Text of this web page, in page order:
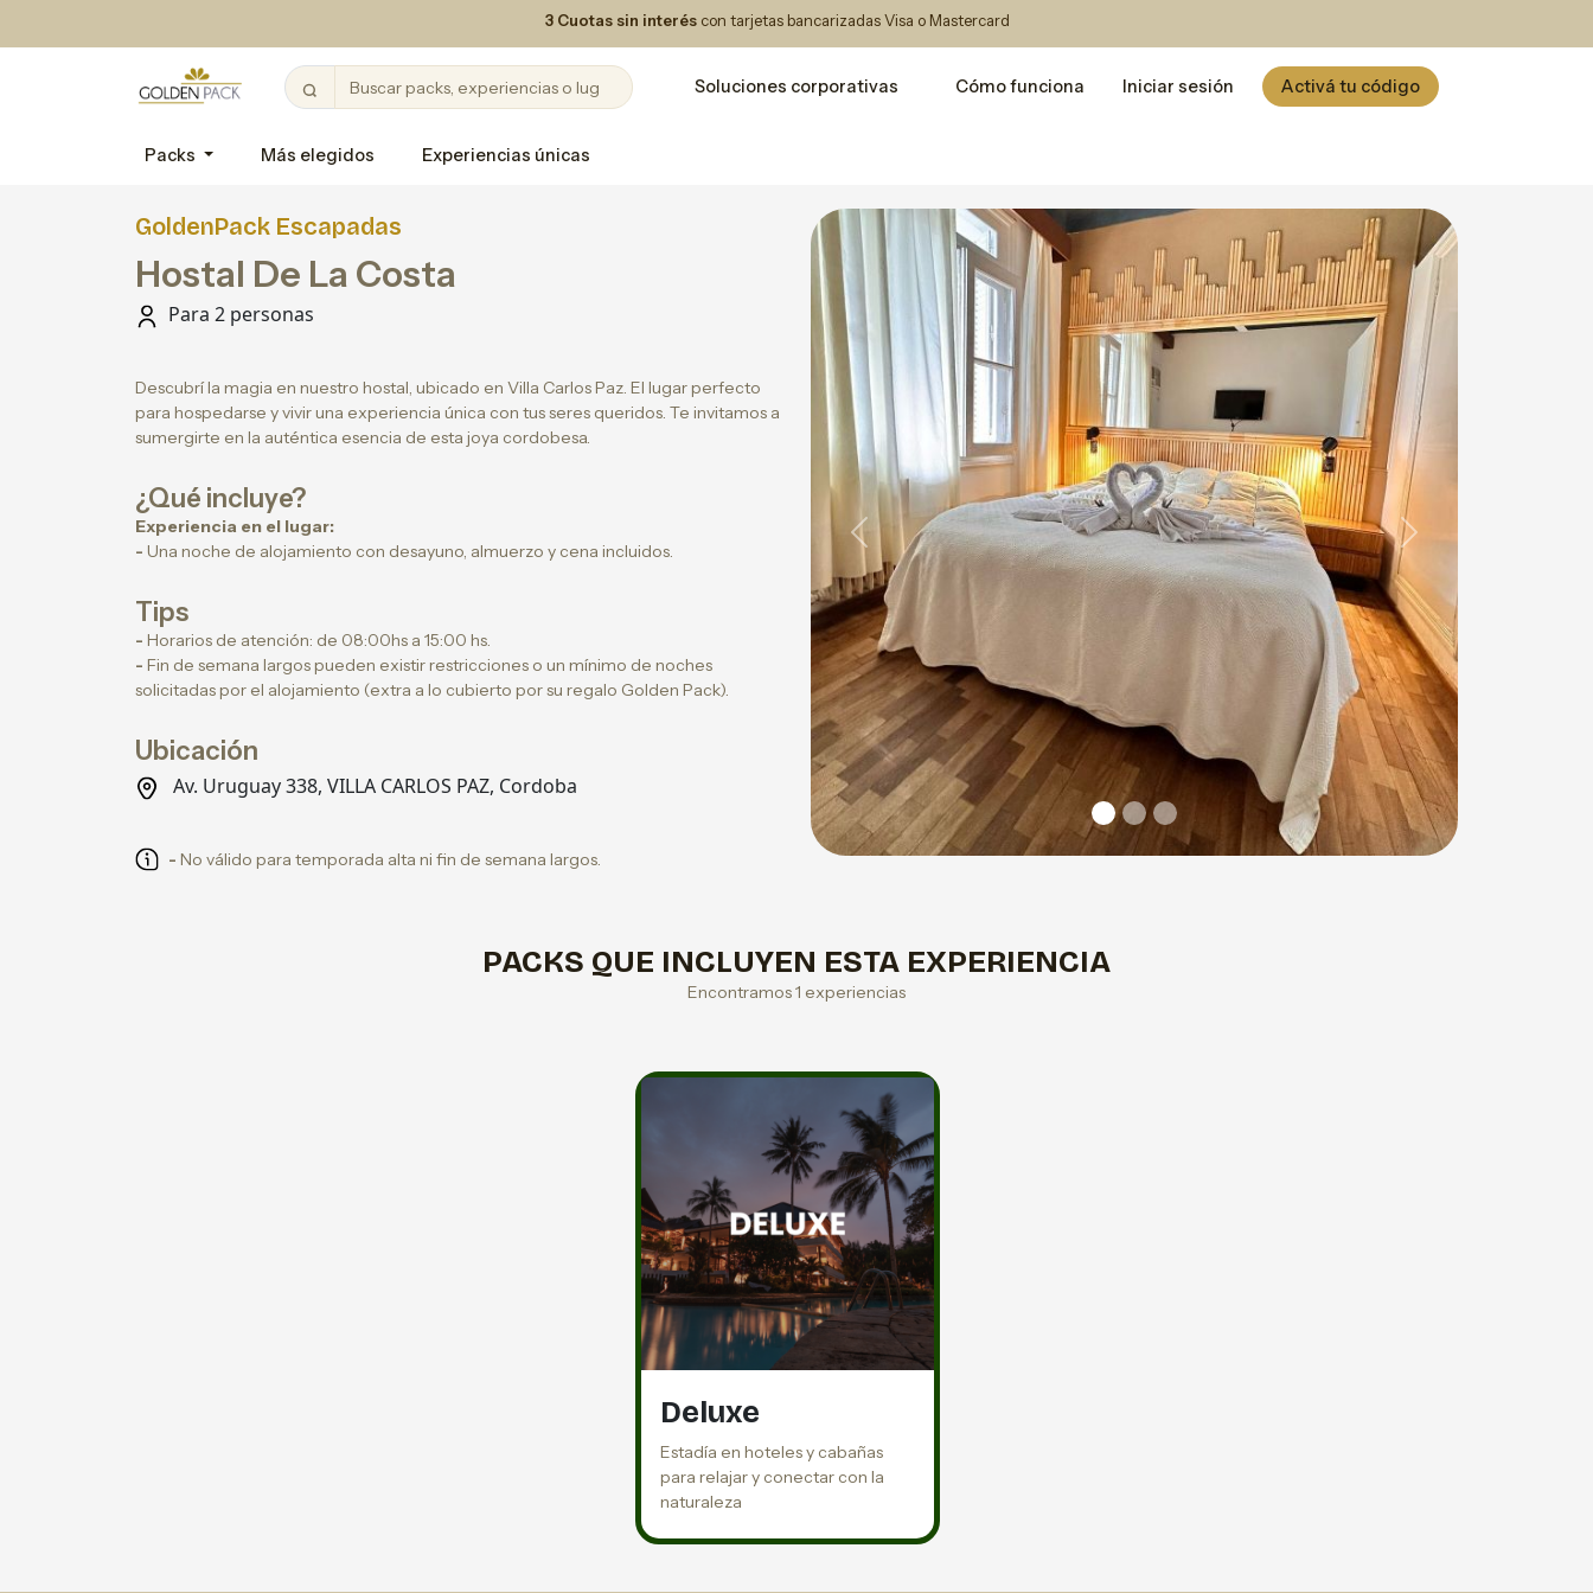
3 Cuotas sin interés con tarjetas bancarizadas Visa o Mastercard
Soluciones corporativas Cómo funciona Iniciar sesión Activá tu código
Packs Más elegidos Experiencias únicas
GoldenPack Escapadas
Hostal De La Costa
Para 2 personas
Descubrí la magia en nuestro hostal, ubicado en Villa Carlos Paz. El lugar perfecto
para hospedarse y vivir una experiencia única con tus seres queridos. Te invitamos a
sumergirte en la auténtica esencia de esta joya cordobesa.
¿Qué incluye?
Experiencia en el lugar:
- Una noche de alojamiento con desayuno, almuerzo y cena incluidos.
Tips
- Horarios de atención: de 08:00hs a 15:00 hs.
- Fin de semana largos pueden existir restricciones o un mínimo de noches
solicitadas por el alojamiento (extra a lo cubierto por su regalo Golden Pack).
Ubicación
Av. Uruguay 338, VILLA CARLOS PAZ, Cordoba
- No válido para temporada alta ni fin de semana largos.
Previous Next
PACKS QUE INCLUYEN ESTA EXPERIENCIA
Encontramos 1 experiencias
Deluxe
Estadía en hoteles y cabañas
para relajar y conectar con la
naturaleza